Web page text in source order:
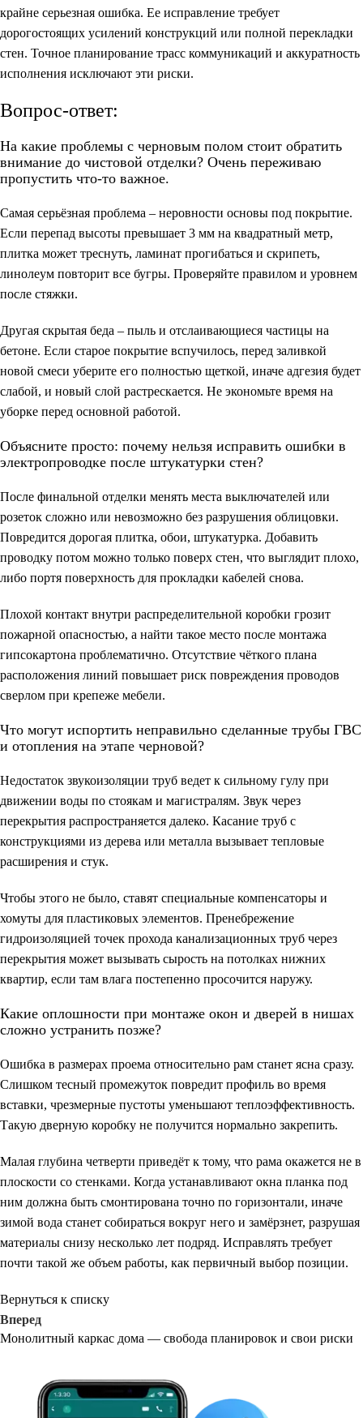
крайне серьезная ошибка. Ее исправление требует
дорогостоящих усилений конструкций или полной перекладки
стен. Точное планирование трасс коммуникаций и аккуратность
исполнения исключают эти риски.
Вопрос-ответ:
На какие проблемы с черновым полом стоит обратить
внимание до чистовой отделки? Очень переживаю
пропустить что-то важное.
Самая серьёзная проблема – неровности основы под покрытие.
Если перепад высоты превышает 3 мм на квадратный метр,
плитка может треснуть, ламинат прогибаться и скрипеть,
линолеум повторит все бугры. Проверяйте правилом и уровнем
после стяжки.
Другая скрытая беда – пыль и отслаивающиеся частицы на
бетоне. Если старое покрытие вспучилось, перед заливкой
новой смеси уберите его полностью щеткой, иначе адгезия будет
слабой, и новый слой растрескается. Не экономьте время на
уборке перед основной работой.
Объясните просто: почему нельзя исправить ошибки в
электропроводке после штукатурки стен?
После финальной отделки менять места выключателей или
розеток сложно или невозможно без разрушения облицовки.
Повредится дорогая плитка, обои, штукатурка. Добавить
проводку потом можно только поверх стен, что выглядит плохо,
либо портя поверхность для прокладки кабелей снова.
Плохой контакт внутри распределительной коробки грозит
пожарной опасностью, а найти такое место после монтажа
гипсокартона проблематично. Отсутствие чёткого плана
расположения линий повышает риск повреждения проводов
сверлом при крепеже мебели.
Что могут испортить неправильно сделанные трубы ГВС
и отопления на этапе черновой?
Недостаток звукоизоляции труб ведет к сильному гулу при
движении воды по стоякам и магистралям. Звук через
перекрытия распространяется далеко. Касание труб с
конструкциями из дерева или металла вызывает тепловые
расширения и стук.
Чтобы этого не было, ставят специальные компенсаторы и
хомуты для пластиковых элементов. Пренебрежение
гидроизоляцией точек прохода канализационных труб через
перекрытия может вызывать сырость на потолках нижних
квартир, если там влага постепенно просочится наружу.
Какие оплошности при монтаже окон и дверей в нишах
сложно устранить позже?
Ошибка в размерах проема относительно рам станет ясна сразу.
Слишком тесный промежуток повредит профиль во время
вставки, чрезмерные пустоты уменьшают теплоэффективность.
Такую дверную коробку не получится нормально закрепить.
Малая глубина четверти приведёт к тому, что рама окажется не в
плоскости со стенками. Когда устанавливают окна планка под
ним должна быть смонтирована точно по горизонтали, иначе
зимой вода станет собираться вокруг него и замёрзнет, разрушая
материалы снизу несколько лет подряд. Исправлять требует
почти такой же объем работы, как первичный выбор позиции.
Вернуться к списку
Вперед
Монолитный каркас дома — свобода планировок и свои риски